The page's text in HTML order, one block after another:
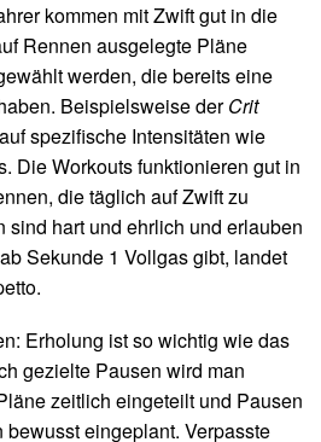
kommen mit Zwift gut in die
Rennen ausgelegte Pläne
werden, die bereits eine
Beispielsweise derCrit
spezifische Intensitäten wie
Die Workouts funktionieren gut in
die täglich auf Zwift zu
sind hart und ehrlich und erlauben
Sekunde 1 Vollgas gibt, landet
Erholung ist so wichtig wie das
gezielte Pausen wird man
zeitlich eingeteilt und Pausen
eingeplant. Verpasste